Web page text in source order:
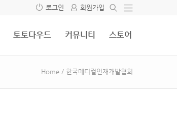
로그인 회원가입
토토다우드 커뮤니티 스토어
Home / 한국메디컬인재개발협회